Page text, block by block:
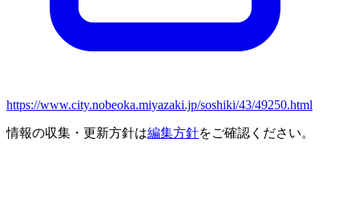
https://www.city.nobeoka.miyazaki.jp/soshiki/43/49250.html
情報の収集・更新方針は編集方針をご確認ください。